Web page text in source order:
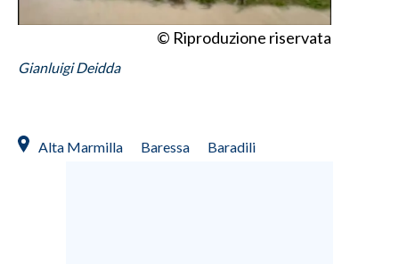
© Riproduzione riservata
Gianluigi Deidda
Alta Marmilla Baressa Baradili